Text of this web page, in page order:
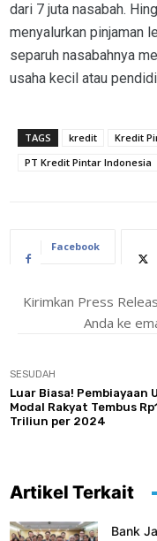
dari 7 juta nasabah.
menyalurkan pinjaman
separuh nasabahnya
usaha kecil atau
TAGS kredit Kredit
PT Kredit Pintar Indonesia
Facebook
Kirimkan Press
Anda ke
SESUDAH
Luar Biasa! Pembiayaan
Modal Rakyat Tembus
Triliun per 2024
Artikel Terkait
Bank